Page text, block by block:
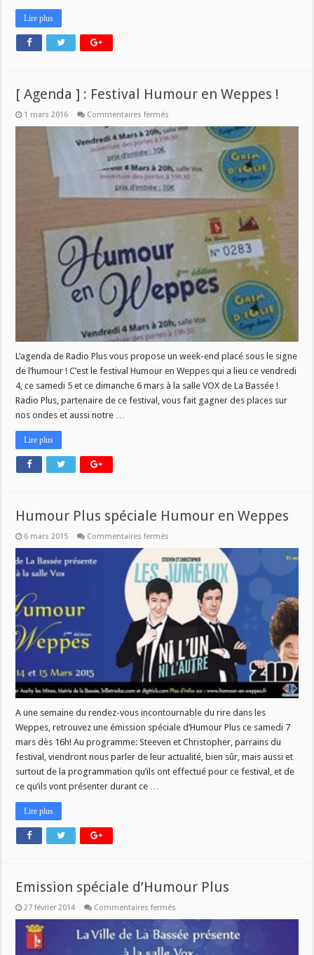
Lire plus
[ Agenda ] : Festival Humour en Weppes !
1 mars 2016 Commentaires fermés
Agenda
]
Festival
Humour
en
Weppes
!
L’agenda de Radio Plus vous propose un week-end placé sous le signe
de l’humour ! C’est le festival Humour en Weppes qui a lieu ce vendredi
4, ce samedi 5 et ce dimanche 6 mars à la salle VOX de La Bassée !
Radio Plus, partenaire de ce festival, vous fait gagner des places sur
nos ondes et aussi notre …
Lire plus
Humour Plus spéciale Humour en Weppes
6 mars 2015 Commentaires fermés
spéciale
Humour
en
Weppes
A une semaine du rendez-vous incontournable du rire dans les
Weppes, retrouvez une émission spéciale d’Humour Plus ce samedi 7
mars dès 16h! Au programme: Steeven et Christopher, parrains du
festival, viendront nous parler de leur actualité, bien sûr, mais aussi et
surtout de la programmation qu’ils ont effectué pour ce festival, et de
ce qu’ils vont présenter durant ce …
Lire plus
Emission spéciale d’Humour Plus
27 février 2014 Commentaires fermés
spéciale
d’Humour
Plus